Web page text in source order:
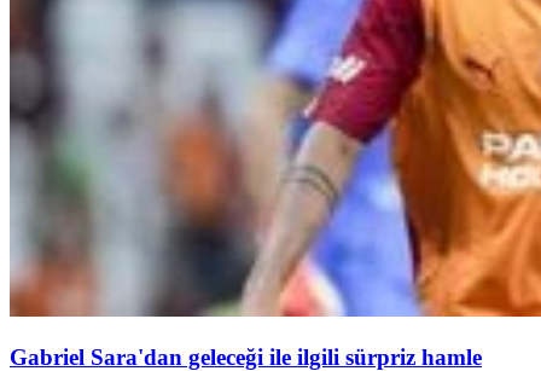
Gabriel Sara'dan geleceği ile ilgili sürpriz hamle